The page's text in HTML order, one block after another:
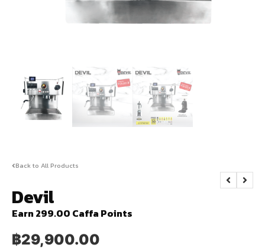
Back to All Products
Devil
Earn 299.00 Caffa Points
฿29,900.00